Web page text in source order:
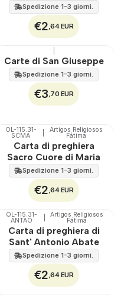
Spedizione 1-3 giorni.
€2,64 EUR
🇵🇹
Carte di San Giuseppe
Spedizione 1-3 giorni.
€3,70 EUR
OL-115.31-
SCMA
Artigos Religiosos
Fátima
Carta di preghiera
Sacro Cuore di Maria
Spedizione 1-3 giorni.
€2,64 EUR
OL-115.31-
ANTAO
Artigos Religiosos
Fátima
Carta di preghiera di
Sant' Antonio Abate
Spedizione 1-3 giorni.
€2,64 EUR